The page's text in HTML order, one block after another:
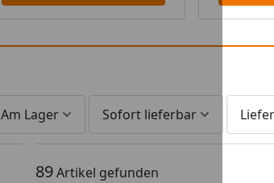
Am Lager Sofort lieferbar
89Artikel gefunden